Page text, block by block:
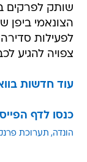
שותק לפרקים
הצונאמי ביפן
לפעילות
צפויה להגיע
עוד חדשות
כנסו לדף
הונדה תערוכת